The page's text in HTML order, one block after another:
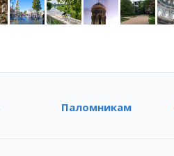
Паломникам